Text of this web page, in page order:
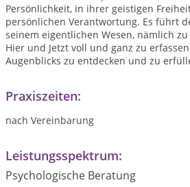
Persönlichkeit, in ihrer geistigen
persönlichen Verantwortung. Es führt
seinem eigentlichen Wesen, nämlich
Hier und Jetzt voll und ganz zu
Augenblicks zu entdecken und zu
Praxiszeiten:
nach Vereinbarung
Leistungsspektrum:
Psychologische Beratung